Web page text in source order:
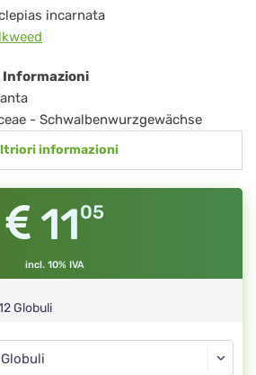
incarnata
Informazioni
- Schwalbenwurzgewächse
informazioni
1105
incl. 10% IVA
Globuli